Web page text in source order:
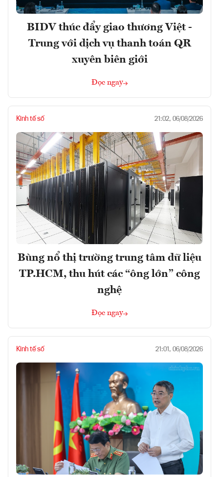
BIDV thúc đẩy giao thương Việt -
Trung với dịch vụ thanh toán QR
xuyên biên giới
Đọc ngay
Kinh tế số 21:02, 06/08/2026
Bùng nổ thị trường trung tâm dữ liệu
TP.HCM, thu hút các “ông lớn” công
nghệ
Đọc ngay
Kinh tế số 21:01, 06/08/2026